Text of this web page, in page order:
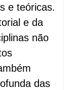
e teóricas.
e da
não
das